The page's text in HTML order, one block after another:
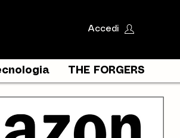
Accedi
THE FORGERS